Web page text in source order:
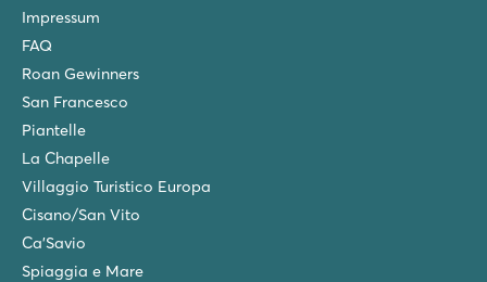
Impressum
FAQ
Roan Gewinners
San Francesco
Piantelle
La Chapelle
Villaggio Turistico Europa
Cisano/San Vito
Ca'Savio
Spiaggia e Mare